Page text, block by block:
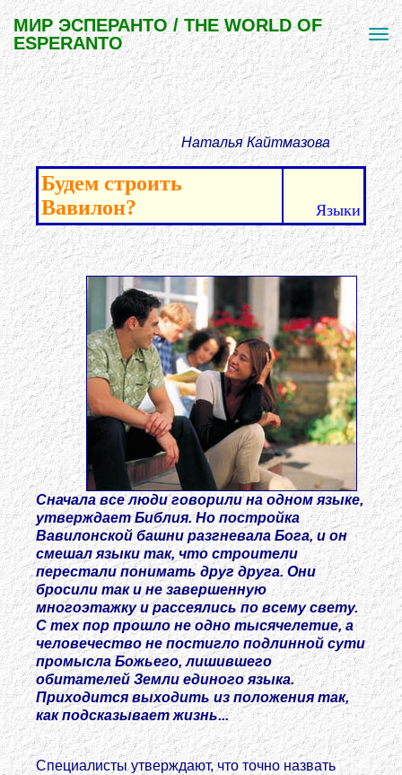
МИР ЭСПЕРАНТО / THE WORLD OF
ESPERANTO
Наталья Кайтмазова
Будем строить
Вавилон?
Языки
Сначала все люди говорили на одном языке,
утверждает Библия. Но постройка
Вавилонской башни разгневала Бога, и он
смешал языки так, что строители
перестали понимать друг друга. Они
бросили так и не завершенную
многоэтажку и рассеялись по всему свету.
С тех пор прошло не одно тысячелетие, а
человечество не постигло подлинной сути
промысла Божьего, лишившего
обитателей Земли единого языка.
Приходится выходить из положения так,
как подсказывает жизнь...
Специалисты утверждают, что точно назвать